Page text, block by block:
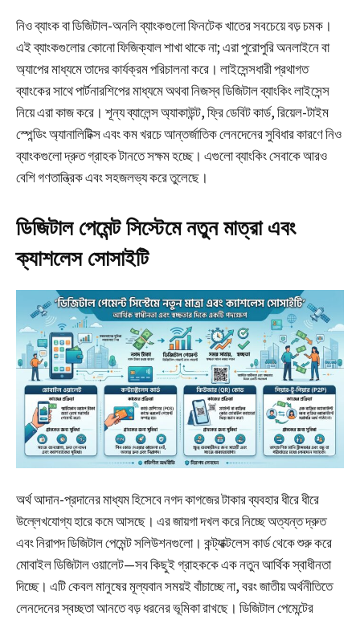
নিও ব্যাংক বা ডিজিটাল-অনলি ব্যাংকগুলো ফিনটেক খাতের সবচেয়ে বড় চমক।
এই ব্যাংকগুলোর কোনো ফিজিক্যাল শাখা থাকে না; এরা পুরোপুরি অনলাইনে বা
অ্যাপের মাধ্যমে তাদের কার্যক্রম পরিচালনা করে। লাইসেন্সধারী প্রথাগত
ব্যাংকের সাথে পার্টনারশিপের মাধ্যমে অথবা নিজস্ব ডিজিটাল ব্যাংকিং লাইসেন্স
নিয়ে এরা কাজ করে। শূন্য ব্যালেন্স অ্যাকাউন্ট, ফ্রি ডেবিট কার্ড, রিয়েল-টাইম
স্পেন্ডিং অ্যানালিটিক্স এবং কম খরচে আন্তর্জাতিক লেনদেনের সুবিধার কারণে নিও
ব্যাংকগুলো দ্রুত গ্রাহক টানতে সক্ষম হচ্ছে। এগুলো ব্যাংকিং সেবাকে আরও
বেশি গণতান্ত্রিক এবং সহজলভ্য করে তুলেছে।
ডিজিটাল পেমেন্ট সিস্টেমে নতুন মাত্রা এবং
ক্যাশলেস সোসাইটি
অর্থ আদান-প্রদানের মাধ্যম হিসেবে নগদ কাগজের টাকার ব্যবহার ধীরে ধীরে
উল্লেখযোগ্য হারে কমে আসছে। এর জায়গা দখল করে নিচ্ছে অত্যন্ত দ্রুত
এবং নিরাপদ ডিজিটাল পেমেন্ট সলিউশনগুলো। কন্ট্যাক্টলেস কার্ড থেকে শুরু করে
মোবাইল ডিজিটাল ওয়ালেট—সব কিছুই গ্রাহককে এক নতুন আর্থিক স্বাধীনতা
দিচ্ছে। এটি কেবল মানুষের মূল্যবান সময়ই বাঁচাচ্ছে না, বরং জাতীয় অর্থনীতিতে
লেনদেনের স্বচ্ছতা আনতে বড় ধরনের ভূমিকা রাখছে। ডিজিটাল পেমেন্টের